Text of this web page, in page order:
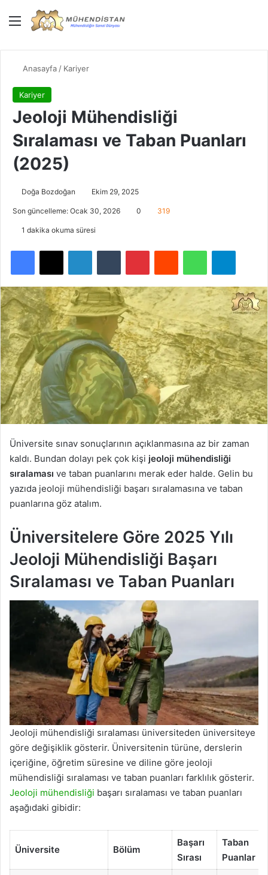
Menü
Anasayfa / Kariyer
Kariyer
Jeoloji Mühendisliği
Sıralaması ve Taban Puanları
(2025)
Doğa Bozdoğan Ekim 29, 2025
Son güncelleme: Ocak 30, 2026 0 319
1 dakika okuma süresi
Facebook
X LinkedInTumblr PinterestReddit WhatsApp
Üniversite sınav sonuçlarının açıklanmasına az bir zaman
kaldı. Bundan dolayı pek çok kişi jeoloji mühendisliği
sıralaması ve taban puanlarını merak eder halde. Gelin bu
yazıda jeoloji mühendisliği başarı sıralamasına ve taban
puanlarına göz atalım.
Üniversitelere Göre 2025 Yılı
Jeoloji Mühendisliği Başarı
Sıralaması ve Taban Puanları
Jeoloji mühendisliği sıralaması üniversiteden üniversiteye
göre değişiklik gösterir. Üniversitenin türüne, derslerin
içeriğine, öğretim süresine ve diline göre jeoloji
mühendisliği sıralaması ve taban puanları farklılık gösterir.
Jeoloji mühendisliği başarı sıralaması ve taban puanları
aşağıdaki gibidir:
Üniversite Bölüm
Başarı
Sırası
Taban
Puanlar